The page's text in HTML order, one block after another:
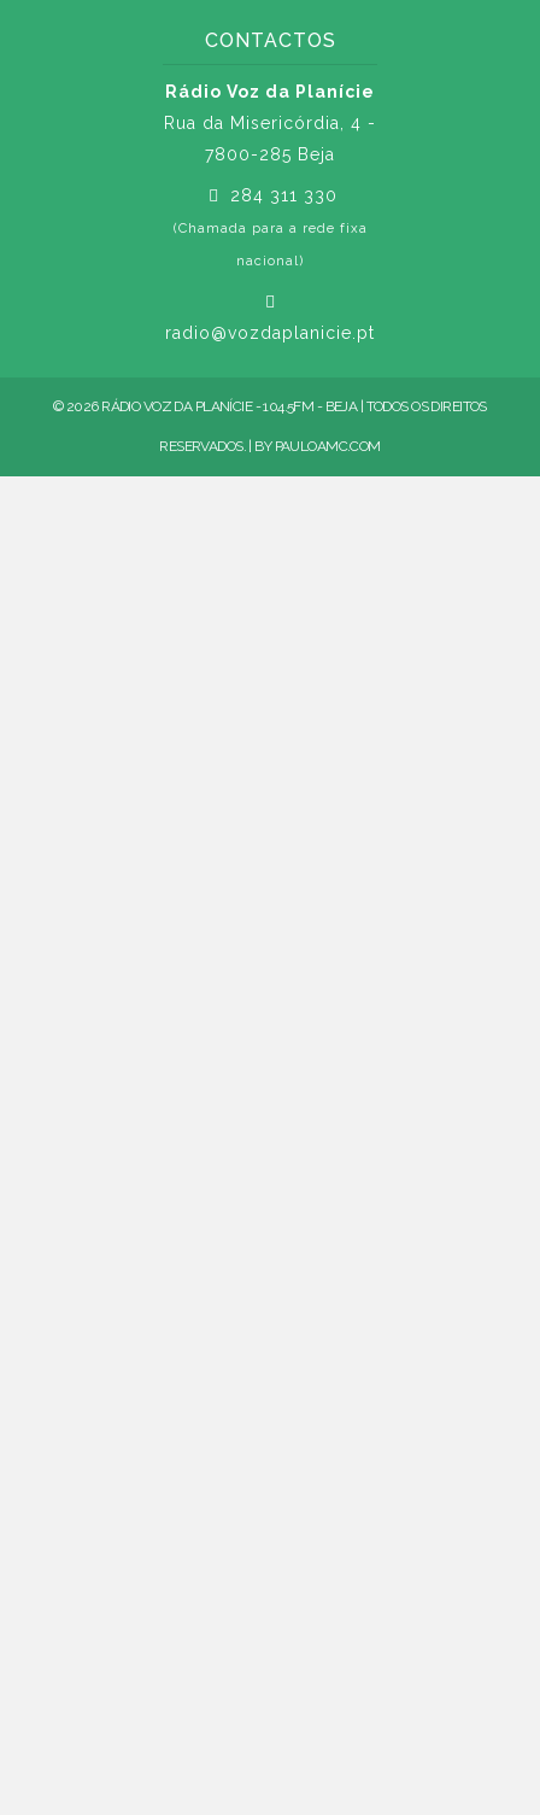
CONTACTOS
Rádio Voz da Planície
Rua da Misericórdia, 4 -
7800-285 Beja
284 311 330
(Chamada para a rede fixa
nacional)
radio@vozdaplanicie.pt
© 2026 RÁDIO VOZ DA PLANÍCIE - 104.5FM - BEJA | TODOS OS DIREITOS
RESERVADOS. | BY PAULOAMC.COM